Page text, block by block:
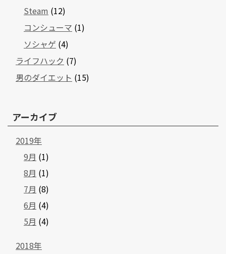
Steam (12)
コンシューマ (1)
ソシャゲ (4)
ライフハック (7)
男のダイエット (15)
アーカイブ
2019年
9月 (1)
8月 (1)
7月 (8)
6月 (4)
5月 (4)
2018年